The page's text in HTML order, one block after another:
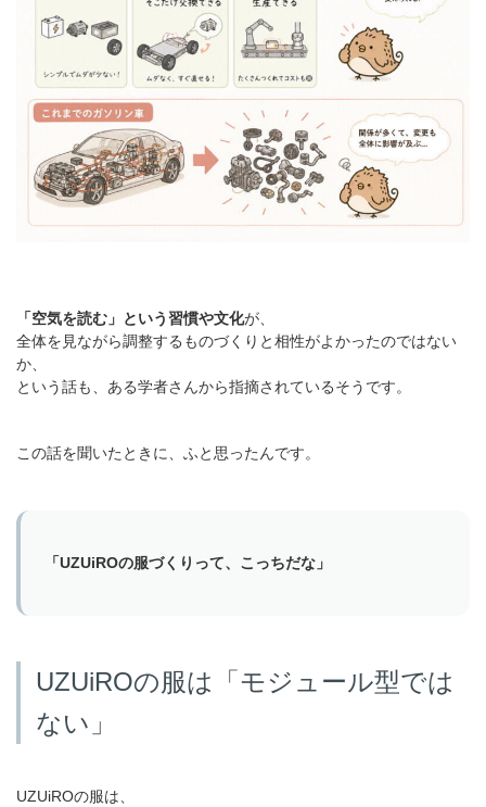
「空気を読む」という習慣や文化が、
全体を見ながら調整するものづくりと相性がよかったのではない
か、
という話も、ある学者さんから指摘されているそうです。
この話を聞いたときに、ふと思ったんです。
「UZUiROの服づくりって、こっちだな」
UZUiROの服は「モジュール型では
ない」
UZUiROの服は、